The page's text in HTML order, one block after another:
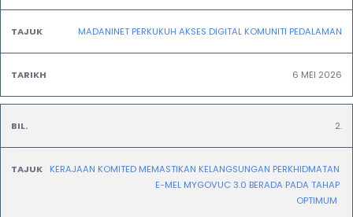
MADANINET PERKUKUH AKSES DIGITAL KOMUNITI PEDALAMAN
6 MEI 2026
2.
KERAJAAN KOMITED MEMASTIKAN KELANGSUNGAN PERKHIDMATAN
E-MEL MYGOVUC 3.0 BERADA PADA TAHAP
OPTIMUM